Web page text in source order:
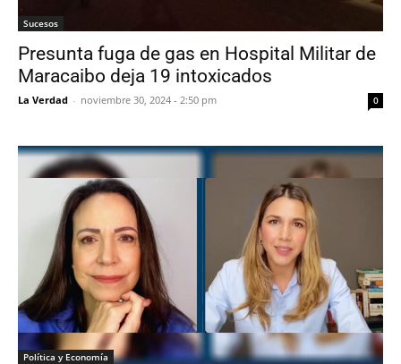
Sucesos
Presunta fuga de gas en Hospital Militar de
Maracaibo deja 19 intoxicados
La Verdad - noviembre 30, 2024 - 2:50 pm 0
Política y Economía